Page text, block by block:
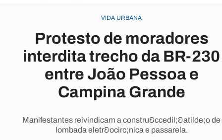
VIDA URBANA
Protesto de moradores
interdita trecho da BR-230
entre João Pessoa e
Campina Grande
Manifestantes reivindicam a constru&ccedil;&atilde;o de
lombada eletr&ocirc;nica e passarela.